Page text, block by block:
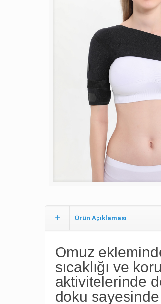
Ürün Açıklaması
Omuz
sıcaklığı ve
aktivitelerinde
doku